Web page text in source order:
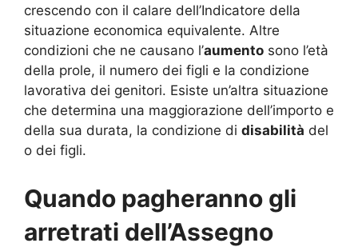
crescendo con il calare dell’Indicatore della
situazione economica equivalente. Altre
condizioni che ne causano l’aumento sono l’età
della prole, il numero dei figli e la condizione
lavorativa dei genitori. Esiste un’altra situazione
che determina una maggiorazione dell’importo e
della sua durata, la condizione di disabilità del
o dei figli.
Quando pagheranno gli
arretrati dell’Assegno